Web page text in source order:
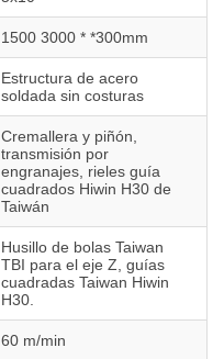
1500 3000 * *300mm
Estructura de acero
soldada sin costuras
Cremallera y piñón,
transmisión por
engranajes, rieles guía
cuadrados Hiwin H30 de
Taiwán
Husillo de bolas Taiwan
TBI para el eje Z, guías
cuadradas Taiwan Hiwin
H30.
60 m/min